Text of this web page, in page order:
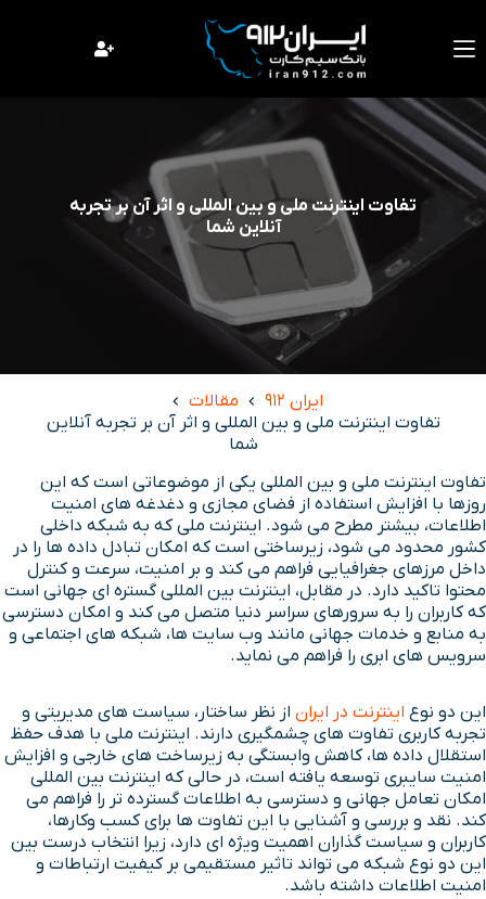
محتوا
تفاوت اینترنت ملی و بین المللی و اثر آن بر تجربه
آنلاین شما
ایران 912
مقالات
تفاوت اینترنت ملی و بین المللی و اثر آن بر تجربه آنلاین
شما
تفاوت اینترنت ملی و بین المللی یکی از موضوعاتی است که این
روزها با افزایش استفاده از فضای مجازی و دغدغه های امنیت
اطلاعات، بیشتر مطرح می شود. اینترنت ملی که به شبکه داخلی
کشور محدود می شود، زیرساختی است که امکان تبادل داده ها را در
داخل مرزهای جغرافیایی فراهم می کند و بر امنیت، سرعت و کنترل
محتوا تاکید دارد. در مقابل، اینترنت بین المللی گستره ای جهانی است
که کاربران را به سرورهای سراسر دنیا متصل می کند و امکان دسترسی
به منابع و خدمات جهانی مانند وب سایت ها، شبکه های اجتماعی و
سرویس های ابری را فراهم می نماید.
این دو نوع اینترنت در ایران از نظر ساختار، سیاست های مدیریتی و
تجربه کاربری تفاوت های چشمگیری دارند. اینترنت ملی با هدف حفظ
استقلال داده ها، کاهش وابستگی به زیرساخت های خارجی و افزایش
امنیت سایبری توسعه یافته است، در حالی که اینترنت بین المللی
امکان تعامل جهانی و دسترسی به اطلاعات گسترده تر را فراهم می
کند. نقد و بررسی و آشنایی با این تفاوت ها برای کسب وکارها،
کاربران و سیاست گذاران اهمیت ویژه ای دارد، زیرا انتخاب درست بین
این دو نوع شبکه می تواند تاثیر مستقیمی بر کیفیت ارتباطات و
امنیت اطلاعات داشته باشد.